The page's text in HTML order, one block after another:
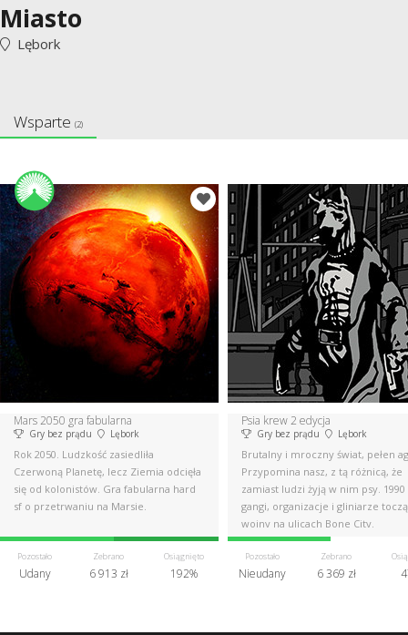
Miasto
Lębork
Wsparte (2)
Mars 2050 gra fabularna
Gry bez prądu Lębork
Rok 2050. Ludzkość zasiedliła
Czerwoną Planetę, lecz Ziemia odcięła
się od kolonistów. Gra fabularna hard
sf o przetrwaniu na Marsie.
Pozostało
Udany
Zebrano
6 913 zł
Osiągnięto
192%
Psia krew 2 edycja
Gry bez prądu Lębork
Brutalny i mroczny świat, pełen
Przypomina nasz, z tą różnicą, że
zamiast ludzi żyją w nim psy.
gangi, organizacje i gliniarze toczą
wojny na ulicach Bone City.
Pozostało
Nieudany
Zebrano
6 369 zł